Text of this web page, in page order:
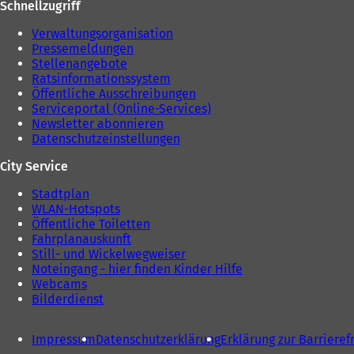
u
e
n
T
a
b
)
Schnellzugriff
Verwaltungsorganisation
Pressemeldungen
Stellenangebote
Ratsinformationssystem
Öffentliche Ausschreibungen
Serviceportal (Online-Services)
Newsletter abonnieren
Datenschutzeinstellungen
City Service
Stadtplan
WLAN-Hotspots
Öffentliche Toiletten
Fahrplanauskunft
Still- und Wickelwegweiser
Noteingang - hier finden Kinder Hilfe
Webcams
Bilderdienst
ImpressumDatenschutzerklärungErklärung zur